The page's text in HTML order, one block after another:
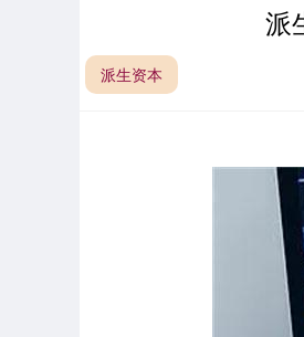
派
派生资本